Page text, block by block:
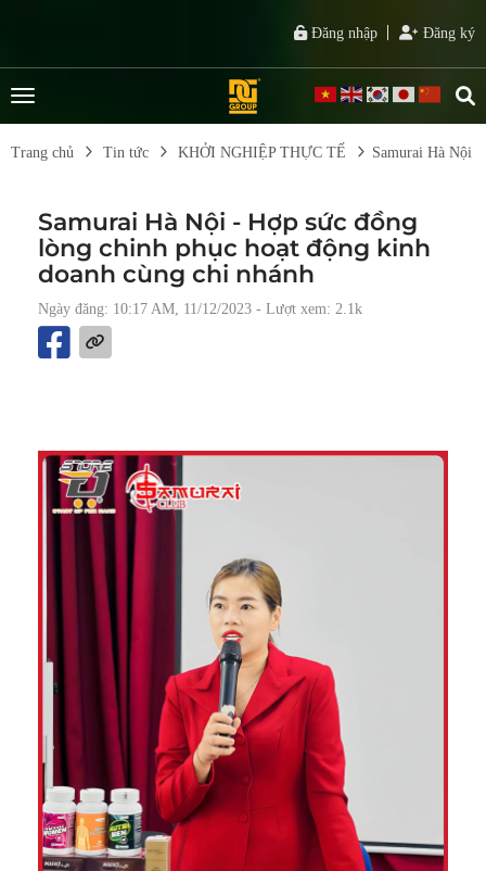
Đăng nhập Đăng ký
Trang chủ Tin tức KHỞI NGHIỆP THỰC TẾ Samurai Hà Nội -
Samurai Hà Nội - Hợp sức đồng
lòng chinh phục hoạt động kinh
doanh cùng chi nhánh
Ngày đăng: 10:17 AM, 11/12/2023 - Lượt xem: 2.1k